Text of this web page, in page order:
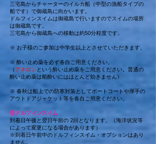
三宅島からチャーターのイルカ船（中型の漁船タイプの
船です）で御蔵島に向かいます。
ドルフィンスイムは御蔵島で行いますのでスイムの場所
は御蔵島です。
三宅島から御蔵島への移動は約50分程度です。
※ お子様のご参加は中学生以上とさせていただきます。
※ 酔い止め薬を必ず各自ご用意ください。
（ アネロン という酔い止め薬をご用意ください。普通の
酔い止め薬は船酔いにはほとんど効きません）
※ 春秋は船上での防寒対策としてボートコートや厚手の
アウトドアジャケット等を各自ご用意ください。
⑥ドルフィンスイム
到着日午後と翌日午前の 2回 となります。（海洋状況等
によって変更になる場合があります）
※到着日午前中のドルフィンスイム・オプションはあり
ません。